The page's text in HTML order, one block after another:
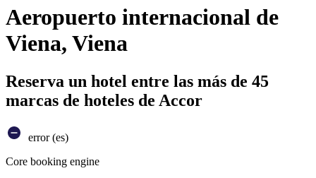
Aeropuerto internacional de
Viena, Viena
Reserva un hotel entre las más de 45
marcas de hoteles de Accor
error (es)
Core booking engine